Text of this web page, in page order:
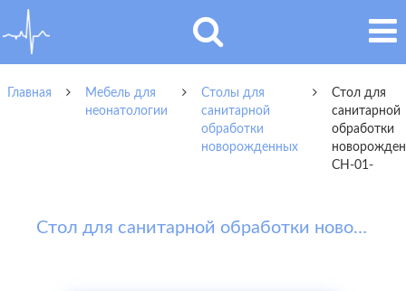
Главная
Мебель для
неонатологии
Столы для
санитарной
обработки
новорожденных
Стол для
санитарной
обработки
СН-01-
Стол для санитарной обработки новорожденных СН-01-